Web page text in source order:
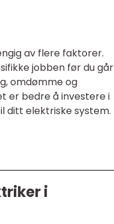
av flere faktorer.
jobben før du går
omdømme og
er bedre å investere i
ditt elektriske system.
i